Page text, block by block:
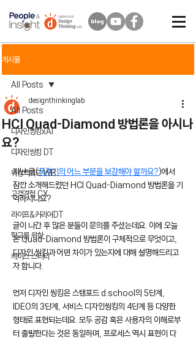
게시물
All Posts
디자인씽킹xAI
디자인씽킹 DT
워킹백워드 WB
고객경험 CX
라이프&커리어DT
학교를 위한
케이스 스터디
All Posts
HCI Quad-Diamond 방법론을 아시나
요?
designthinkinglab
지난 글(폭격기의 어느 부분을 보강해야 할까요?)에서
잠깐 소개해드렸던 HCI Quad-Diamond 방법론을 기
억하시나요?
글이 나간 후 많은 분들이 문의를 주셨는데요. 이에 오늘
은 Quad-Diamond 방법론이 구체적으로 무엇이고,
디자인 씽킹과 어떤 차이가 있는지에 대해 설명해드리고
자 합니다.
먼저 디자인 씽킹은 스탠포드 d.school의 5단계,
IDEO의 3단계, 서비스 디자인씽킹의 4단계 등 다양한
형태로 표현되는데요. 모두 공감 혹은 사용자의 이해로부
터 출발한다는 것은 동일하며, 프로세스 역시 표현이 다